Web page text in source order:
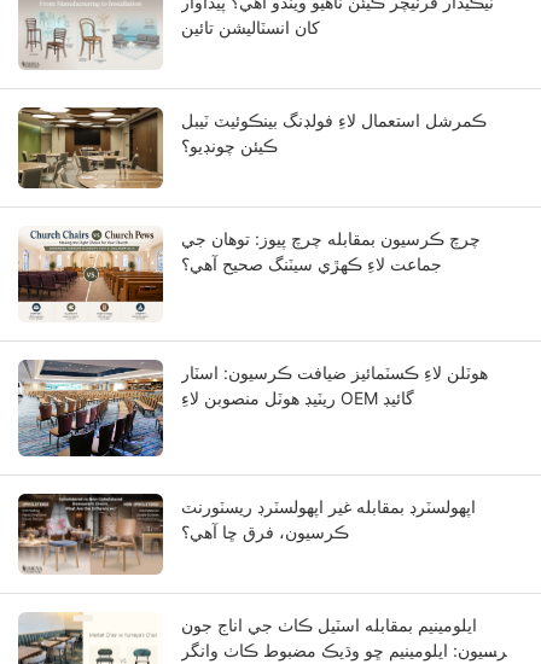
کان انسٽاليشن تائين
ڪمرشل استعمال لاءِ فولڊنگ بينڪوئيٽ ٽيبل
ڪيئن چونڊيو؟
چرچ ڪرسيون بمقابله چرچ پيوز: توهان جي
جماعت لاءِ ڪهڙي سيٽنگ صحيح آهي؟
هوٽلن لاءِ ڪسٽمائيز ضيافت ڪرسيون: اسٽار
ريٽيڊ هوٽل منصوبن لاءِ OEM گائيڊ
اپهولسٽرڊ بمقابله غير اپهولسٽرڊ ريسٽورنٽ
ڪرسيون، فرق ڇا آهي؟
ايلومينيم بمقابله اسٽيل ڪاٺ جي اناج جون
ڪرسيون: ايلومينيم ڇو وڌيڪ مضبوط ڪاٺ وانگر